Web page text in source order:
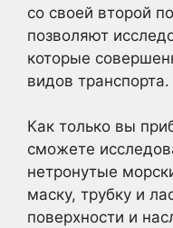
со своей второй
позволяют
которые
видов транспорта.
Как только вы
сможете
нетронутые
маску, трубку и
поверхности и